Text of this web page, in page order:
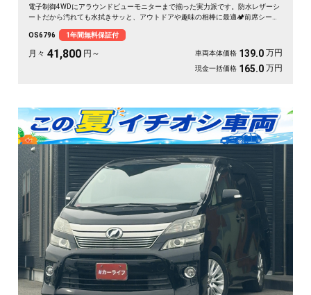
電子制御4WDにアラウンドビューモニターまで揃った実力派です。防水レザーシ
ートだから汚れても水拭きサッと、アウトドアや趣味の相棒に最適🏕️前席シート
懐の深さ。仲間との遠出も、休日の一人旅も自在に楽しめる一台です😎《1年保
証付》🚗✨💺
OS6796 1年間無料保証付
月々 41,800 円～ 車両本体価格 139.0 万円
現金一括価格 165.0 万円